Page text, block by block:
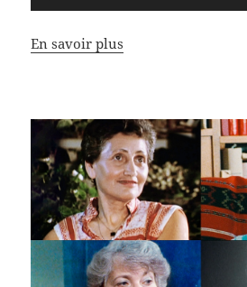
En savoir plus